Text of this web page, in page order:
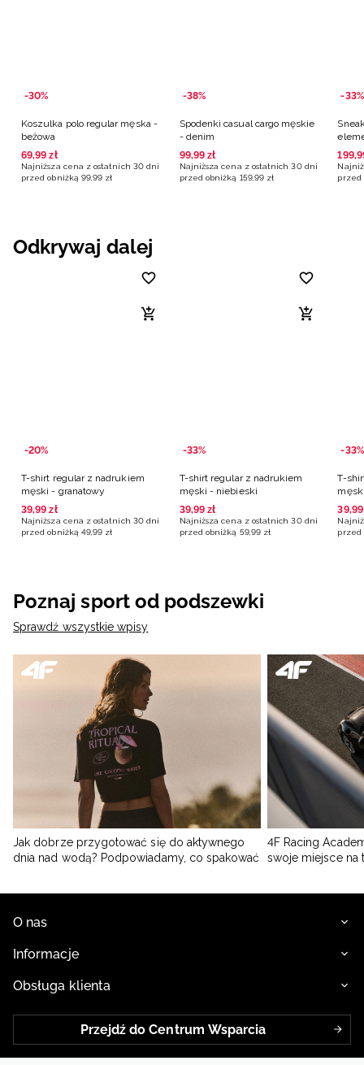
-30%
Koszulka polo regular męska -
beżowa
69,99 zł
Najniższa cena z ostatnich 30 dni
przed obniżką 99,99 zł
-38%
Spodenki casual cargo męskie
- denim
99,99 zł
Najniższa cena z ostatnich 30 dni
przed obniżką 159,99 zł
-33%
199,
przed
Odkrywaj dalej
-20%
T-shirt regular z nadrukiem
męski - granatowy
39,99 zł
Najniższa cena z ostatnich 30 dni
przed obniżką 49,99 zł
-33%
T-shirt regular z nadrukiem
męski - niebieski
39,99 zł
Najniższa cena z ostatnich 30 dni
przed obniżką 59,99 zł
-33%
T-
39,99
przed
Poznaj sport od podszewki
Sprawdź wszystkie wpisy
Jak dobrze przygotować się do aktywnego
dnia nad wodą? Podpowiadamy, co spakować
4F Racing
swoje miejsce na
O nas
Informacje
Obsługa klienta
Przejdź do Centrum Wsparcia